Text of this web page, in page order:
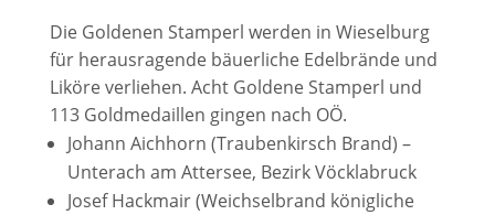
Die Goldenen Stamperl werden in Wieselburg
für herausragende bäuerliche Edelbrände und
Liköre verliehen. Acht Goldene Stamperl und
113 Goldmedaillen gingen nach OÖ.
Johann Aichhorn (Traubenkirsch Brand) –
Unterach am Attersee, Bezirk Vöcklabruck
Josef Hackmair (Weichselbrand königliche